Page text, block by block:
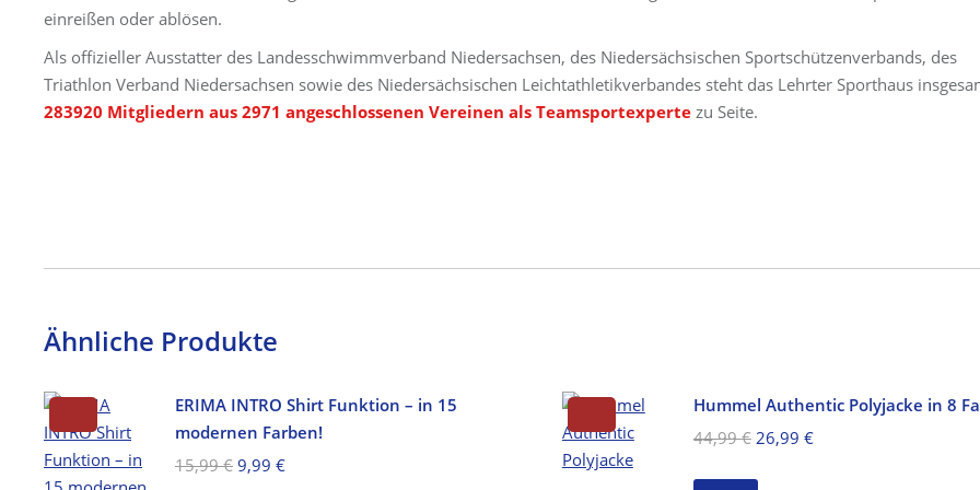
einreißen oder ablösen.
Als offizieller Ausstatter des Landesschwimmverband Niedersachsen, des Niedersächsischen Sportschützenverbands, des
Triathlon Verband Niedersachsen sowie des Niedersächsischen Leichtathletikverbandes steht das Lehrter Sporthaus
283920 Mitgliedern aus 2971 angeschlossenen Vereinen als Teamsportexperte zu Seite.
Ähnliche Produkte
ERIMA INTRO Shirt Funktion – in 15
modernen Farben!
15,99€ Ursprünglicher
9,99 €Aktueller
Hummel Authentic Polyjacke in 8
44,99€ Ursprünglicher
26,99 €Aktueller